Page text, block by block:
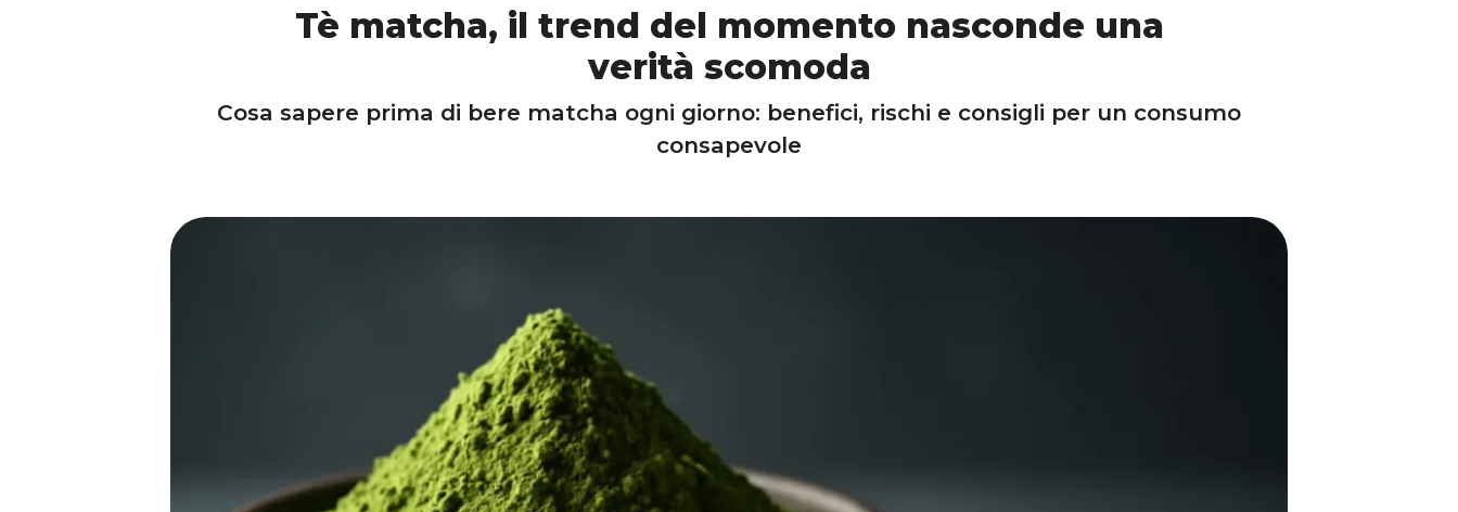
Tè matcha, il trend del momento nasconde una
verità scomoda
Cosa sapere prima di bere matcha ogni giorno: benefici, rischi e consigli per un consumo
consapevole